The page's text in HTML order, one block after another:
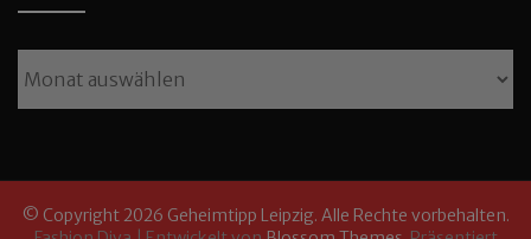
© Copyright 2026 Geheimtipp Leipzig. Alle Rechte vorbehalten.